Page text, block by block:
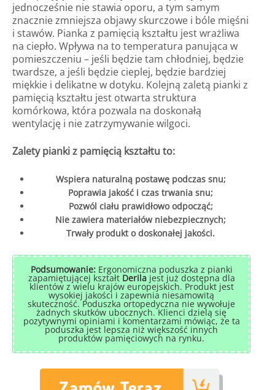
jednocześnie nie stawia oporu, a tym samym
znacznie zmniejsza objawy skurczowe i bóle mięśni
i stawów. Pianka z pamięcią kształtu jest wrażliwa
na ciepło. Wpływa na to temperatura panująca w
pomieszczeniu – jeśli będzie tam chłodniej, będzie
twardsze, a jeśli będzie cieplej, będzie bardziej
miękkie i delikatne w dotyku. Kolejną zaletą pianki z
pamięcią kształtu jest otwarta struktura
komórkowa, która pozwala na doskonałą
wentylację i nie zatrzymywanie wilgoci.
Zalety pianki z pamięcią kształtu to:
Wspiera naturalną postawę podczas snu;
Poprawia jakość i czas trwania snu;
Pozwól ciału prawidłowo odpocząć;
Nie zawiera materiałów niebezpiecznych;
Trwały produkt o doskonałej jakości.
Podsumowanie:Ergonomiczna poduszka z pianki
zapamiętującej kształt Derilajest już dostępna dla
klientów z wielu krajów europejskich. Produkt jest
wysokiej jakości i zapewnia niesamowitą
skuteczność. Poduszka ortopedyczna nie wywołuje
żadnych skutków ubocznych. Klienci dzielą się
pozytywnymi opiniami i komentarzami mówiąc, że ta
poduszka jest lepsza niż większość innych
produktów pamięciowych na rynku.